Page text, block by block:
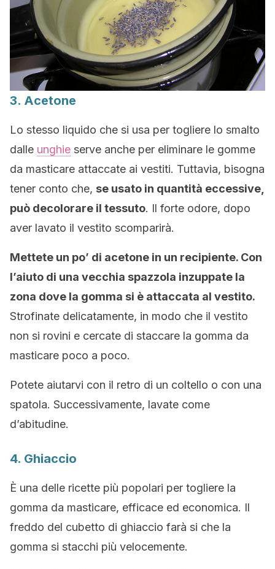
3. Acetone
Lo stesso liquido che si usa per togliere lo smalto
dalle unghie serve anche per eliminare le gomme
da masticare attaccate ai vestiti. Tuttavia, bisogna
tener conto che, se usato in quantità eccessive,
può decolorare il tessuto. Il forte odore, dopo
aver lavato il vestito scomparirà.
Mettete un po’ di acetone in un recipiente. Con
l’aiuto di una vecchia spazzola inzuppate la
zona dove la gomma si è attaccata al vestito.
Strofinate delicatamente, in modo che il vestito
non si rovini e cercate di staccare la gomma da
masticare poco a poco.
Potete aiutarvi con il retro di un coltello o con una
spatola. Successivamente, lavate come
d’abitudine.
4. Ghiaccio
È una delle ricette più popolari per togliere la
gomma da masticare, efficace ed economica. Il
freddo del cubetto di ghiaccio farà si che la
gomma si stacchi più velocemente.